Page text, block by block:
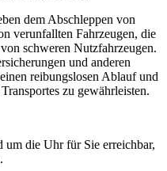
dem Abschleppen von
verunfallten Fahrzeugen, die
schweren Nutzfahrzeugen.
und anderen
reibungslosen Ablauf und
zu gewährleisten.
um die Uhr für Sie erreichbar,